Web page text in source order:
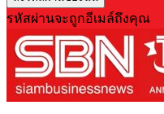
รหัสผ่านจะถูกอีเมล์ถึงคุณ